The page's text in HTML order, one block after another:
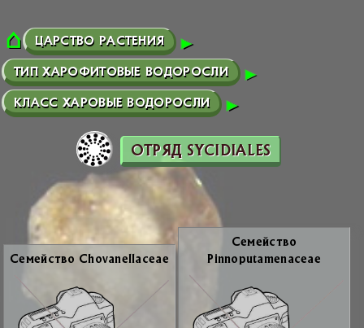
ЦАРСТВО РАСТЕНИЯ
ТИП ХАРОФИТОВЫЕ ВОДОРОСЛИ
КЛАСС ХАРОВЫЕ ВОДОРОСЛИ
ОТРЯД SYCIDIALES
Се­мей­ство Chovanellaceae
Се­мей­ство
Pinnoputamenaceae